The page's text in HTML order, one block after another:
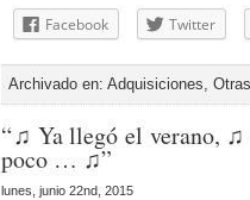
Facebook Twitter
Archivado en: Adquisiciones,
“♫ Ya llegó el verano,
poco … ♫”
lunes, junio 22nd, 2015